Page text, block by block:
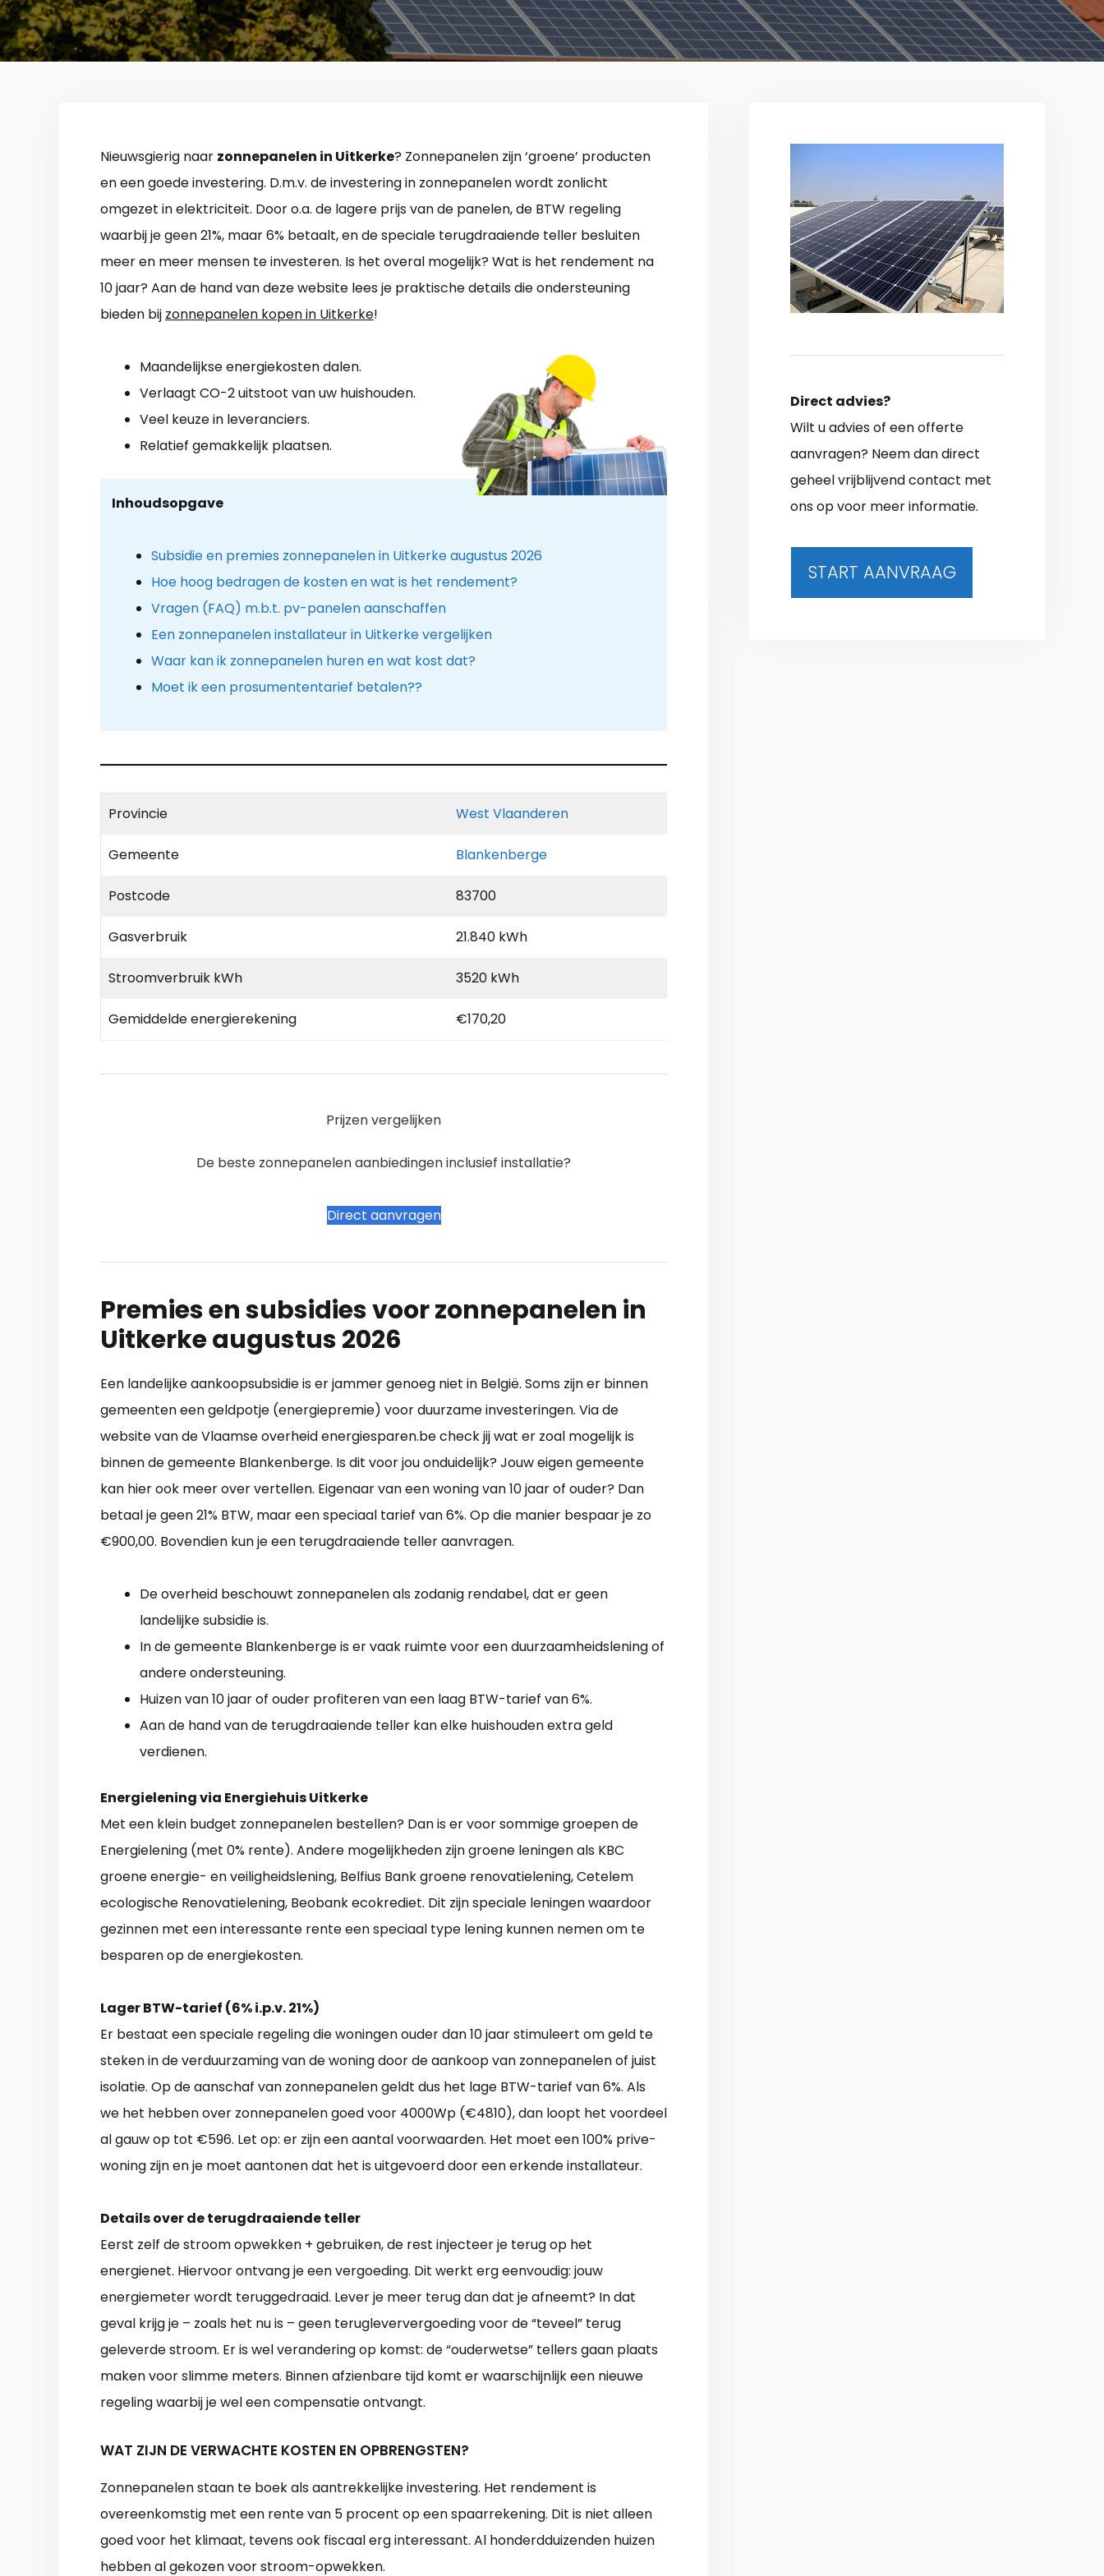
Nieuwsgierig naar zonnepanelen in Uitkerke? Zonnepanelen zijn ‘groene’ producten
en een goede investering. D.m.v. de investering in zonnepanelen wordt zonlicht
omgezet in elektriciteit. Door o.a. de lagere prijs van de panelen, de BTW regeling
waarbij je geen 21%, maar 6% betaalt, en de speciale terugdraaiende teller besluiten
meer en meer mensen te investeren. Is het overal mogelijk? Wat is het rendement na
10 jaar? Aan de hand van deze website lees je praktische details die ondersteuning
bieden bij zonnepanelen kopen in Uitkerke!
Maandelijkse energiekosten dalen.
Verlaagt CO-2 uitstoot van uw huishouden.
Veel keuze in leveranciers.
Relatief gemakkelijk plaatsen.
Inhoudsopgave
Subsidie en premies zonnepanelen in Uitkerke augustus 2026
Hoe hoog bedragen de kosten en wat is het rendement?
Vragen (FAQ) m.b.t. pv-panelen aanschaffen
Een zonnepanelen installateur in Uitkerke vergelijken
Waar kan ik zonnepanelen huren en wat kost dat?
Moet ik een prosumententarief betalen??
Provincie West Vlaanderen
Gemeente Blankenberge
Postcode 83700
Gasverbruik 21.840 kWh
Stroomverbruik kWh 3520 kWh
Gemiddelde energierekening €170,20
Prijzen vergelijken
De beste zonnepanelen aanbiedingen inclusief installatie?
Direct aanvragen
Premies en subsidies voor zonnepanelen in
Uitkerke augustus 2026
Een landelijke aankoopsubsidie is er jammer genoeg niet in België. Soms zijn er binnen
gemeenten een geldpotje (energiepremie) voor duurzame investeringen. Via de
website van de Vlaamse overheid energiesparen.be check jij wat er zoal mogelijk is
binnen de gemeente Blankenberge. Is dit voor jou onduidelijk? Jouw eigen gemeente
kan hier ook meer over vertellen. Eigenaar van een woning van 10 jaar of ouder? Dan
betaal je geen 21% BTW, maar een speciaal tarief van 6%. Op die manier bespaar je zo
€900,00. Bovendien kun je een terugdraaiende teller aanvragen.
De overheid beschouwt zonnepanelen als zodanig rendabel, dat er geen
landelijke subsidie is.
In de gemeente Blankenberge is er vaak ruimte voor een duurzaamheidslening of
andere ondersteuning.
Huizen van 10 jaar of ouder profiteren van een laag BTW-tarief van 6%.
Aan de hand van de terugdraaiende teller kan elke huishouden extra geld
verdienen.
Energielening via Energiehuis Uitkerke
Met een klein budget zonnepanelen bestellen? Dan is er voor sommige groepen de
Energielening (met 0% rente). Andere mogelijkheden zijn groene leningen als KBC
groene energie- en veiligheidslening, Belfius Bank groene renovatielening, Cetelem
ecologische Renovatielening, Beobank ecokrediet. Dit zijn speciale leningen waardoor
gezinnen met een interessante rente een speciaal type lening kunnen nemen om te
besparen op de energiekosten.
Lager BTW-tarief (6% i.p.v. 21%)
Er bestaat een speciale regeling die woningen ouder dan 10 jaar stimuleert om geld te
steken in de verduurzaming van de woning door de aankoop van zonnepanelen of juist
isolatie. Op de aanschaf van zonnepanelen geldt dus het lage BTW-tarief van 6%. Als
we het hebben over zonnepanelen goed voor 4000Wp (€4810), dan loopt het voordeel
al gauw op tot €596. Let op: er zijn een aantal voorwaarden. Het moet een 100% prive-
woning zijn en je moet aantonen dat het is uitgevoerd door een erkende installateur.
Details over de terugdraaiende teller
Eerst zelf de stroom opwekken + gebruiken, de rest injecteer je terug op het
energienet. Hiervoor ontvang je een vergoeding. Dit werkt erg eenvoudig: jouw
energiemeter wordt teruggedraaid. Lever je meer terug dan dat je afneemt? In dat
geval krijg je – zoals het nu is – geen terugleververgoeding voor de “teveel” terug
geleverde stroom. Er is wel verandering op komst: de “ouderwetse” tellers gaan plaats
maken voor slimme meters. Binnen afzienbare tijd komt er waarschijnlijk een nieuwe
regeling waarbij je wel een compensatie ontvangt.
WAT ZIJN DE VERWACHTE KOSTEN EN OPBRENGSTEN?
Zonnepanelen staan te boek als aantrekkelijke investering. Het rendement is
overeenkomstig met een rente van 5 procent op een spaarrekening. Dit is niet alleen
goed voor het klimaat, tevens ook fiscaal erg interessant. Al honderdduizenden huizen
hebben al gekozen voor stroom-opwekken.
Direct advies?
Wilt u advies of een offerte
aanvragen? Neem dan direct
geheel vrijblijvend contact met
ons op voor meer informatie.
START AANVRAAG